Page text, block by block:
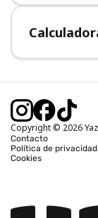
Centro de
Calcular IMC
Calcular
Calcular
Copyright © 2026
Contacto
Política de privacidad
Cookies